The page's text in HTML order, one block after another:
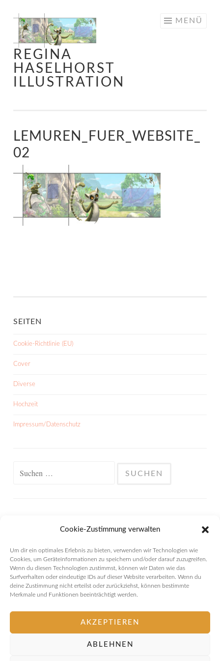
Cookie-Zustimmung verwalten
Um dir ein optimales Erlebnis zu bieten, verwenden wir Technologien wie
Cookies, um Geräteinformationen zu speichern und/oder darauf zuzugreifen.
Wenn du diesen Technologien zustimmst, können wir Daten wie das
Surfverhalten oder eindeutige IDs auf dieser Website verarbeiten. Wenn du
deine Zustimmung nicht erteilst oder zurückziehst, können bestimmte
Merkmale und Funktionen beeinträchtigt werden.
AKZEPTIEREN
ABLEHNEN
Springe
zum
Inhalt
REGINA
HASELHORST
ILLUSTRATION
MENÜ
LEMUREN_FUER_WEBSITE_
02
SEITEN
Cookie-Richtlinie (EU)
Cover
Diverse
Hochzeit
Impressum/Datenschutz
Eintrags-Feed
Kommentar-Feed